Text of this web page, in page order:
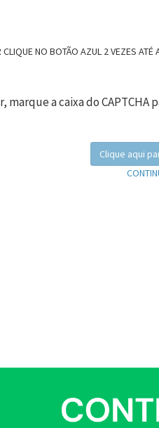
NO BOTÃO AZUL 2 VEZES ATÉ
marque a caixa do
Clique aqui